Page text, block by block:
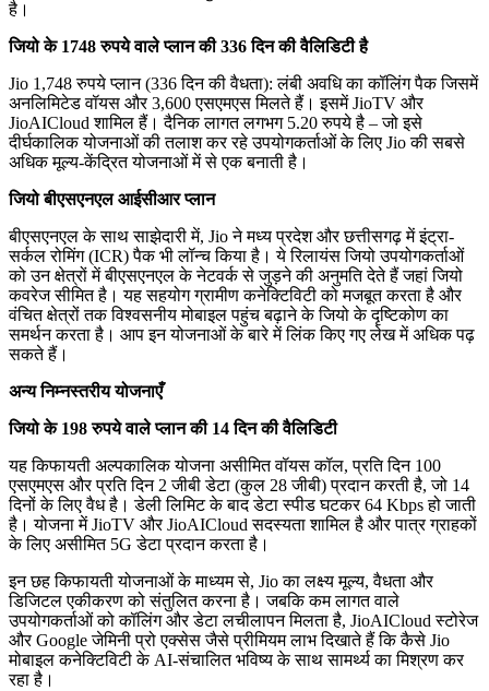
है।
जियो के 1748 रुपये वाले प्लान की 336 दिन की वैलिडिटी है
Jio 1,748 रुपये प्लान (336 दिन की वैधता): लंबी अवधि का कॉलिंग पैक जिसमें
अनलिमिटेड वॉयस और 3,600 एसएमएस मिलते हैं। इसमें JioTV और
JioAICloud शामिल हैं। दैनिक लागत लगभग 5.20 रुपये है – जो इसे
दीर्घकालिक योजनाओं की तलाश कर रहे उपयोगकर्ताओं के लिए Jio की सबसे
अधिक मूल्य-केंद्रित योजनाओं में से एक बनाती है।
जियो बीएसएनएल आईसीआर प्लान
बीएसएनएल के साथ साझेदारी में, Jio ने मध्य प्रदेश और छत्तीसगढ़ में इंट्रा-
सर्कल रोमिंग (ICR) पैक भी लॉन्च किया है। ये रिलायंस जियो उपयोगकर्ताओं
को उन क्षेत्रों में बीएसएनएल के नेटवर्क से जुड़ने की अनुमति देते हैं जहां जियो
कवरेज सीमित है। यह सहयोग ग्रामीण कनेक्टिविटी को मजबूत करता है और
वंचित क्षेत्रों तक विश्वसनीय मोबाइल पहुंच बढ़ाने के जियो के दृष्टिकोण का
समर्थन करता है। आप इन योजनाओं के बारे में लिंक किए गए लेख में अधिक पढ़
सकते हैं।
अन्य निम्नस्तरीय योजनाएँ
जियो के 198 रुपये वाले प्लान की 14 दिन की वैलिडिटी
यह किफायती अल्पकालिक योजना असीमित वॉयस कॉल, प्रति दिन 100
एसएमएस और प्रति दिन 2 जीबी डेटा (कुल 28 जीबी) प्रदान करती है, जो 14
दिनों के लिए वैध है। डेली लिमिट के बाद डेटा स्पीड घटकर 64 Kbps हो जाती
है। योजना में JioTV और JioAICloud सदस्यता शामिल है और पात्र ग्राहकों
के लिए असीमित 5G डेटा प्रदान करता है।
इन छह किफायती योजनाओं के माध्यम से, Jio का लक्ष्य मूल्य, वैधता और
डिजिटल एकीकरण को संतुलित करना है। जबकि कम लागत वाले
उपयोगकर्ताओं को कॉलिंग और डेटा लचीलापन मिलता है, JioAICloud स्टोरेज
और Google जेमिनी प्रो एक्सेस जैसे प्रीमियम लाभ दिखाते हैं कि कैसे Jio
मोबाइल कनेक्टिविटी के AI-संचालित भविष्य के साथ सामर्थ्य का मिश्रण कर
रहा है।